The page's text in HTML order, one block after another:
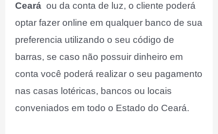
Ceará ou da conta de luz, o cliente poderá
optar fazer online em qualquer banco de sua
preferencia utilizando o seu código de
barras, se caso não possuir dinheiro em
conta você poderá realizar o seu pagamento
nas casas lotéricas, bancos ou locais
conveniados em todo o Estado do Ceará.